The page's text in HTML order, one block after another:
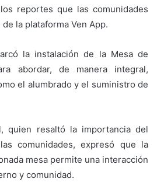
reportes que las comunidades
la plataforma Ven App.
la instalación de la Mesa de
abordar, de manera integral,
el alumbrado y el suministro de
quien resaltó la importancia del
comunidades, expresó que la
mesa permite una interacción
y comunidad.